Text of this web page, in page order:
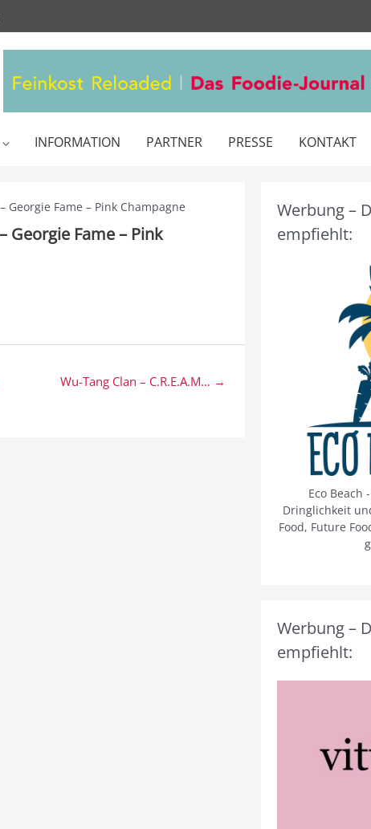
INFORMATION PARTNER PRESSE KONTAKT
Georgie Fame – Pink Champagne
Georgie Fame – Pink
Wu-Tang Clan – C.R.E.A.M… →
Werbung –
empfiehlt:
Eco Beach
Dringlichkeit
Food, Future
Werbung –
empfiehlt: